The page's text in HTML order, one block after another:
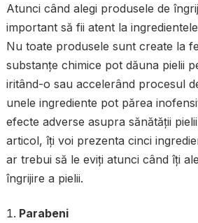
Atunci când alegi produsele de
important să fii atent la
Nu toate produsele sunt create la
substanțe chimice pot dăuna pielii
iritând-o sau accelerând procesul
unele ingrediente pot părea
efecte adverse asupra sănătății
articol, îți voi prezenta cinci
ar trebui să le eviți atunci când îți
îngrijire a pielii.
Parabeni